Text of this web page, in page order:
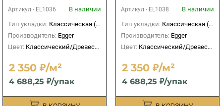
Артикул - EL1036
В наличии
Тип укладки: Классическая (прямая)
Производитель: Egger
Цвет: Классический/Древесный
2 350 ₽/м²
4 688,25 ₽/упак
Артикул - EL1038
В наличии
Тип укладки: Классическая (прямая)
Производитель: Egger
Цвет: Классический/Древесный
2 350 ₽/м²
4 688,25 ₽/упак